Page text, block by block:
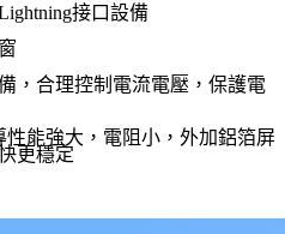
接口設備
，合理控制電流電壓，保護電
性能強大，電阻小，外加鋁箔屏
更穩定